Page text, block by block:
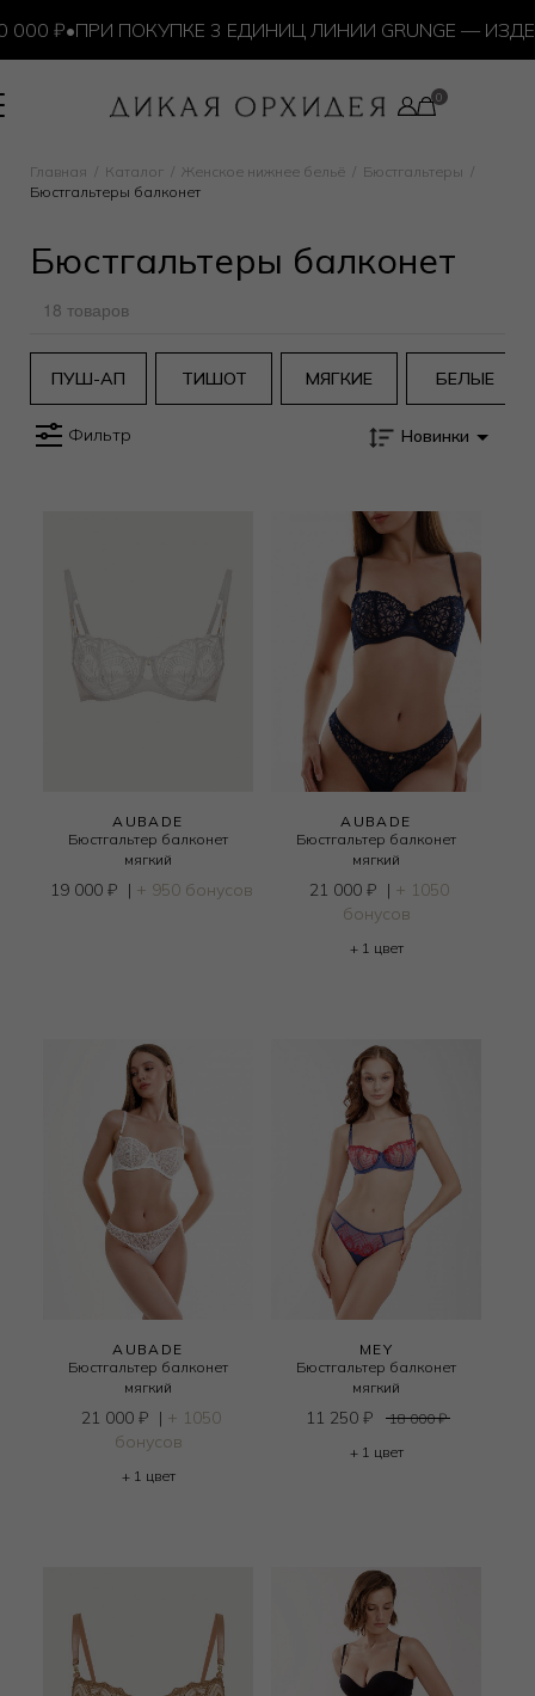
₽•ПРИ ПОКУПКЕ 3 ЕДИНИЦ ЛИНИИ GRUNGE —
Главная Каталог Женское нижнее бельё
Бюстгальтеры
Бюстгальтеры балконет
Бюстгальтеры балконет
18 товаров
ПУШ-АП ТИШОТ МЯГКИЕ БЕЛЫЕ
Фильтр Новинки
AUBADE
Бюстгальтер балконет
мягкий
19 000 ₽ | + 950 бонусов
AUBADE
Бюстгальтер балконет
мягкий
21 000 ₽ | + 1050
бонусов
+ 1 цвет
AUBADE
Бюстгальтер балконет
мягкий
21 000 ₽ | + 1050
бонусов
+ 1 цвет
MEY
Бюстгальтер балконет
мягкий
11 250 ₽ 18 000₽
+ 1 цвет